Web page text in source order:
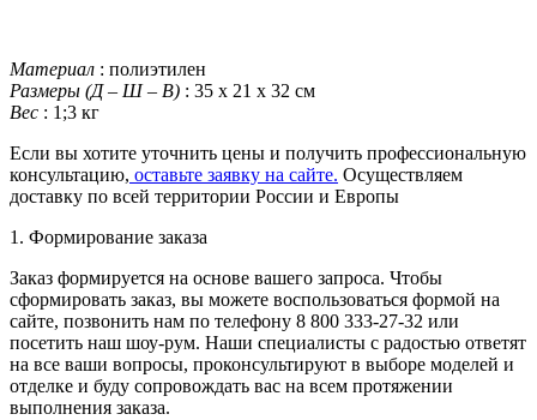
Материал : полиэтилен
Размеры (Д – Ш – В) : 35 x 21 x 32 см
Вес : 1;3 кг
Если вы хотите уточнить цены и получить профессиональную
консультацию, оставьте заявку на сайте. Осуществляем
доставку по всей территории России и Европы
1. Формирование заказа
Заказ формируется на основе вашего запроса. Чтобы
сформировать заказ, вы можете воспользоваться формой на
сайте, позвонить нам по телефону 8 800 333-27-32 или
посетить наш шоу-рум. Наши специалисты с радостью ответят
на все ваши вопросы, проконсультируют в выборе моделей и
отделке и буду сопровождать вас на всем протяжении
выполнения заказа.